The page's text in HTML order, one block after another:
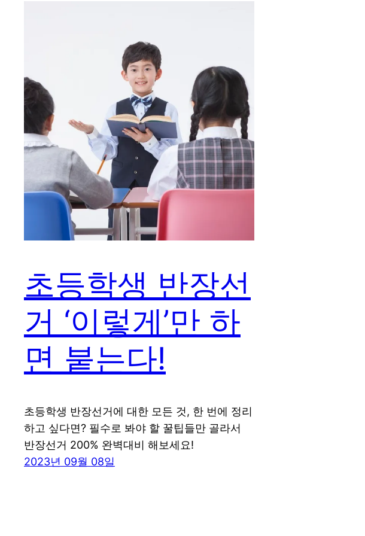
초등학생 반장선
거 ‘이렇게’만 하
면 붙는다!
초등학생 반장선거에 대한 모든 것, 한 번에 정리
하고 싶다면? 필수로 봐야 할 꿀팁들만 골라서
반장선거 200% 완벽대비 해보세요!
2023년 09월 08일